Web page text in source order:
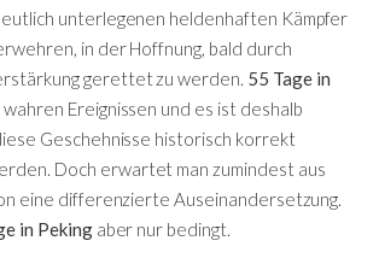
unterlegenen heldenhaften Kämpfer
in der Hoffnung, bald durch
gerettet zu werden. 55 Tage in
Ereignissen und es ist deshalb
Geschehnisse historisch korrekt
Doch erwartet man zumindest aus
eine differenzierte Auseinandersetzung.
in Pekingaber nur bedingt.